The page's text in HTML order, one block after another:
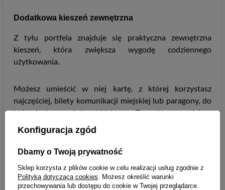
Dodatkowa kieszeń zewnętrzna
Z tyłu portfela znajduje się praktyczna zewnętrzna
kieszeń, która zwiększa wygodę codziennego
użytkowania.
Możesz umieścić w niej kartę, z której korzystasz
najczęściej, bilety komunikacji miejskiej lub paragony, do
których chcesz mieć szybki dostęp. To praktyczne miejsce
na drobiazgi, które lubisz mieć pod ręką.
Masz pytania?
Chcesz wiedzieć więcej na temat tego
produku?Zapytaj naszego eksperta
Konfiguracja zgód
Dbamy o Twoją prywatność
Sklep korzysta z plików cookie w celu realizacji usług zgodnie z
Polityką dotyczącą cookies . Możesz określić warunki
przechowywania lub dostępu do cookie w Twojej przeglądarce.